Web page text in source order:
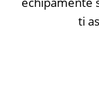
ti